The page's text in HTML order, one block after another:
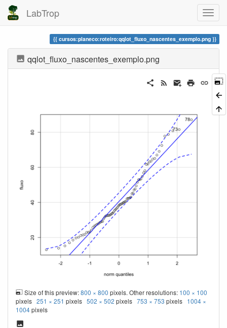
LabTrop
cursos:planeco:roteiro:qqlot_fluxo_nascentes_exemplo.png
qqlot_fluxo_nascentes_exemplo.png
Size of this preview:800 × 800 pixels. Other resolutions: 100 × 100
pixels 251 × 251 pixels 502 × 502 pixels 753 × 753 pixels 1004 ×
1004pixels